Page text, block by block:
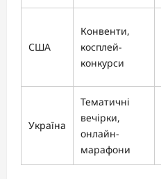
США
Конвенти,
косплей-
конкурси
Україна
Тематичні
вечірки,
онлайн-
марафони